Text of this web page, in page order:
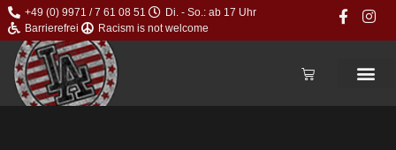
+49 (0) 9971 / 7 61 08 51
Di. - So.: ab 17 Uhr
Barrierefrei
Racism is not welcome